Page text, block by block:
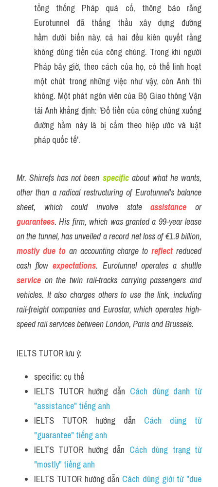
tổng thống Pháp quá cố, thông báo rằng
Eurotunnel đã thắng thầu xây dựng đường
hầm dưới biển này, cả hai đều kiên quyết rằng
không dùng tiền của công chúng. Trong khi người
Pháp bây giờ, theo cách của họ, có thể linh hoạt
một chút trong những việc như vậy, còn Anh thì
không. Một phát ngôn viên của Bộ Giao thông Vận
tải Anh khẳng định: 'Đổ tiền của công chúng xuống
đường hầm này là bị cấm theo hiệp ước và luật
pháp quốc tế'.
Mr. Shirrefs has not been specific about what he wants,
other than a radical restructuring of Eurotunnel's balance
sheet, which could involve state assistance
or
guarantees. His firm, which was granted a 99-year lease
mostly due to an accounting charge to reflect reduced
cash flow expectations
service on the twin rail-tracks carrying passengers and
vehicles. It also charges others to use the link, including
rail-freight companies and Eurostar, which operates high-
speed rail services between London, Paris and Brussels.
IELTS TUTOR lưu ý:
specific: cụ thể
IELTS TUTOR hướng dẫn Cách dùng danh từ
"assistance" tiếng anh
IELTS TUTOR hướng dẫn Cách dùng từ
"guarantee" tiếng anh
IELTS TUTOR hướng dẫn Cách dùng trạng từ
"mostly" tiếng anh
IELTS TUTOR hướng dẫn Cách dùng giới từ "due